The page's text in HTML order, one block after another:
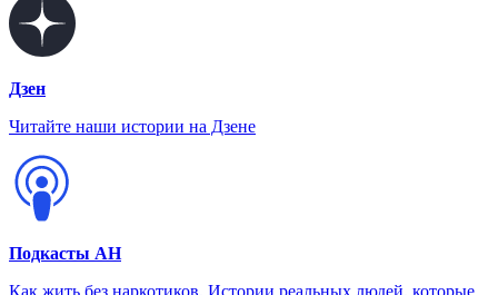
Дзен
Читайте наши истории на Дзене
Подкасты АН